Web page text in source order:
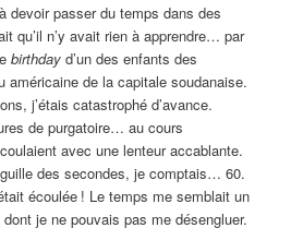
devoir passer du temps dans des
qu’il n’y avait rien à apprendre… par
birthday d’un des enfants des
américaine de la capitale soudanaise.
j’étais catastrophé d’avance.
de purgatoire… au cours
avec une lenteur accablante.
des secondes, je comptais… 60.
écoulée ! Le temps me semblait un
je ne pouvais pas me désengluer.